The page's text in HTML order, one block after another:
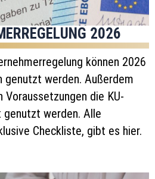
2026
können 2026
genutzt werden. Außerdem
die KU-
genutzt werden. Alle
Checkliste, gibt es hier.